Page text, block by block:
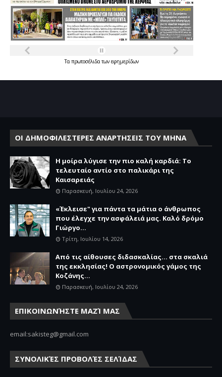
Τα πρωτοσέλιδατων εφημερίδων
ΟΙ ΔΗΜΟΦΙΛΕΣΤΕΡΕΣ ΑΝΑΡΤΗΣΕΙΣ ΤΟΥ ΜΗΝΑ
Η μοίρα λύγισε την πιο καλή καρδιά: Το
τελευταίο αντίο στο παλικάρι της
Καισαρειάς
Παρασκευή, Ιουλίου 24, 2026
«Έκλεισε" για πάντα τα μάτια ο άνθρωπος
που έλεγχε την ασφάλειά μας. Καλό δρόμο
Γιώργο...
Τρίτη, Ιουλίου 14, 2026
Από τις αίθουσες διδασκαλίας… στα σκαλιά
της εκκλησίας! Ο αστρονομικός γάμος της
Κοζάνης...
Παρασκευή, Ιουλίου 24, 2026
ΕΠΙΚΟΙΝΩΝΉΣΤΕ ΜΑΖΊ ΜΑΣ
email:sakisteg@gmail.com
ΣΥΝΟΛΙΚΈΣ ΠΡΟΒΟΛΈΣ ΣΕΛΊΔΑΣ